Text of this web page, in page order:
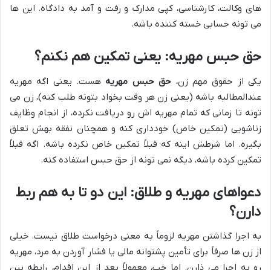
های وکالت، کارشناسی، کپی مدارک و رفت و آمد به دادگاه. این ها
می تونه حسابی خسته کننده باشه.
حق حبس مهریه: یعنی تمکین هم نکنم؟
یکی از حقوق مهم زن، حق حبس مهریه هست. یعنی اگه مهریه
عندالمطالبه باشه (یعنی زن هر وقت بخواد بتونه طلب کنه)، زن می
تونه تا زمانی که تمام مهریه اش رو دریافت نکرده، از انجام وظایف
زناشویی (تمکین خاص) خودداری کنه و همچنان نفقه بهش تعلق
بگیره. اما شرطش اینه که قبلاً تمکین خاص نکرده باشه. اگه قبلاً
تمکین کرده باشه، دیگه نمی تونه از حق حبس استفاده کنه.
دعواهای مهریه و طلاق: این دو تا به هم ربط
دارن؟
به اجرا گذاشتن مهریه لزوماً به معنی درخواست طلاق نیست. خیلی
از زن ها صرفاً برای تأمین پشتوانه مالی یا فشار آوردن به مرد، مهریه